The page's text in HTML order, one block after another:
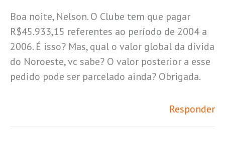
Boa noite, Nelson. O Clube tem que pagar
R$45.933,15 referentes ao período de 2004 a
2006. É isso? Mas, qual o valor global da dívida
do Noroeste, vc sabe? O valor posterior a esse
pedido pode ser parcelado ainda? Obrigada.
Responder